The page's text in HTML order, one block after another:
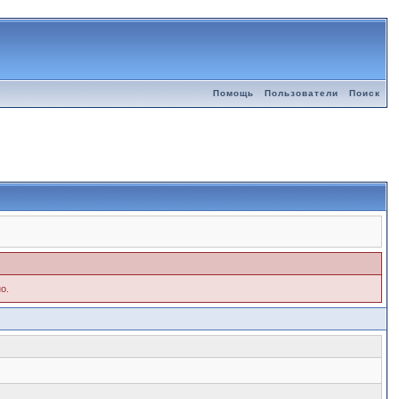
Помощь Пользователи Поиск